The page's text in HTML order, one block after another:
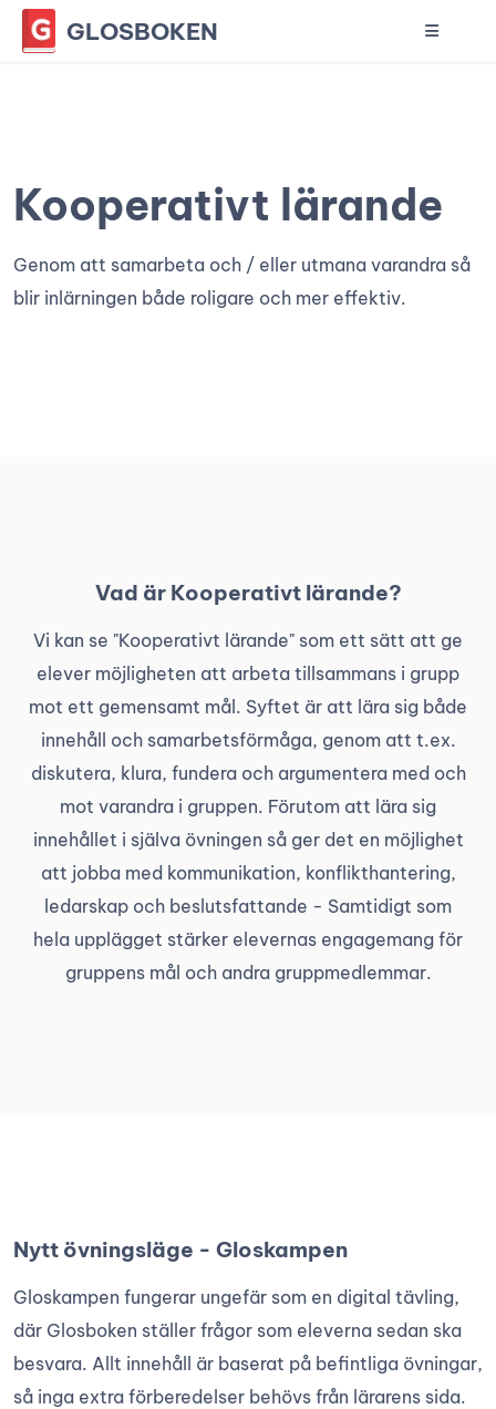
GLOSBOKEN
Kooperativt lärande
Genom att samarbeta och / eller utmana varandra så
blir inlärningen både roligare och mer effektiv.
Vad är Kooperativt lärande?
Vi kan se "Kooperativt lärande" som ett sätt att ge
elever möjligheten att arbeta tillsammans i grupp
mot ett gemensamt mål. Syftet är att lära sig både
innehåll och samarbetsförmåga, genom att t.ex.
diskutera, klura, fundera och argumentera med och
mot varandra i gruppen. Förutom att lära sig
innehållet i själva övningen så ger det en möjlighet
att jobba med kommunikation, konflikthantering,
ledarskap och beslutsfattande - Samtidigt som
hela upplägget stärker elevernas engagemang för
gruppens mål och andra gruppmedlemmar.
Nytt övningsläge - Gloskampen
Gloskampen fungerar ungefär som en digital tävling,
där Glosboken ställer frågor som eleverna sedan ska
besvara. Allt innehåll är baserat på befintliga övningar,
så inga extra förberedelser behövs från lärarens sida.